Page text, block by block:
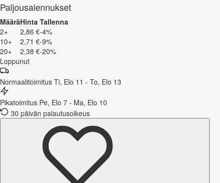
Paljousalennukset
MääräHinta Tallenna
2+
2,86 €-4%
10+
2,71 €-9%
20+
2,38 €-20%
Loppunut
Normaalitoimitus Ti, Elo 11 - To, Elo 13
Pikatoimitus Pe, Elo 7 - Ma, Elo 10
30 päivän palautusoikeus